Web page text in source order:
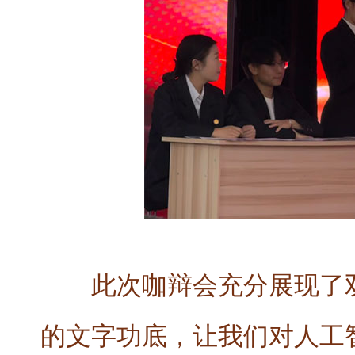
此次咖辩会充分展现
的文字功底，让我们对人